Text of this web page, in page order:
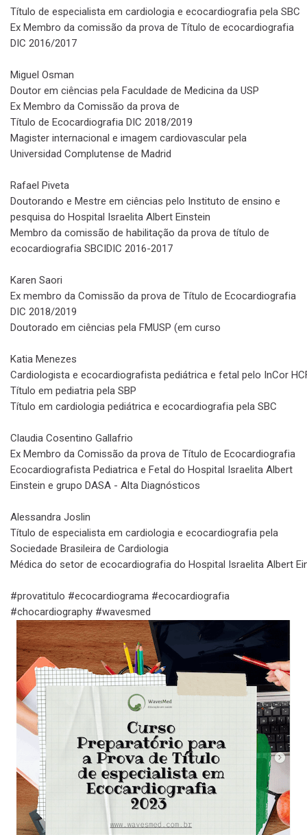
Título de especialista em cardiologia e ecocardiografia pela SBC
Ex Membro da comissão da prova de Título de ecocardiografia
DIC 2016/2017
Miguel Osman
Doutor em ciências pela Faculdade de Medicina da USP
Ex Membro da Comissão da prova de
Título de Ecocardiografia DIC 2018/2019
Magister internacional e imagem cardiovascular pela
Universidad Complutense de Madrid
Rafael Piveta
Doutorando e Mestre em ciências pelo Instituto de ensino e
pesquisa do Hospital Israelita Albert Einstein
Membro da comissão de habilitação da prova de título de
ecocardiografia SBCIDIC 2016-2017
Karen Saori
Ex membro da Comissão da prova de Título de Ecocardiografia
DIC 2018/2019
Doutorado em ciências pela FMUSP (em curso
Katia Menezes
Cardiologista e ecocardiografista pediátrica e fetal pelo InCor
Título em pediatria pela SBP
Título em cardiologia pediátrica e ecocardiografia pela SBC
Claudia Cosentino Gallafrio
Ex Membro da Comissão da prova de Título de Ecocardiografia
Ecocardiografista Pediatrica e Fetal do Hospital Israelita Albert
Einstein e grupo DASA - Alta Diagnósticos
Alessandra Joslin
Título de especialista em cardiologia e ecocardiografia pela
Sociedade Brasileira de Cardiologia
Médica do setor de ecocardiografia do Hospital Israelita Albert
#provatitulo #ecocardiograma #ecocardiografia
#chocardiography #wavesmed